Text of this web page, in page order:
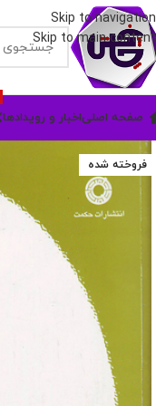
Skip to navigation
Skip to main content
صفحه اصلیاخبار و رویدادها
فروخته شده